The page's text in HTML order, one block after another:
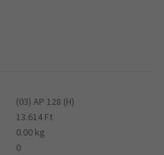
(03) AP 128 (H)
13.614 Ft
0.00 kg
0